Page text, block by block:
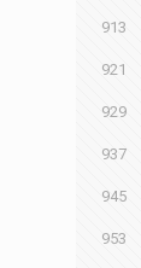
913
921
929
937
945
953